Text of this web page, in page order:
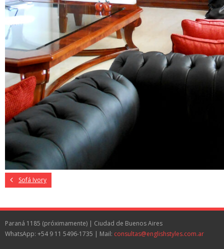
Sofá Ivory
Paraná 1185 (próximamente) | Ciudad de Buenos Aires
WhatsApp: +54 9 11 5496-1735 | Mail: consultas@englishstyles.com.ar